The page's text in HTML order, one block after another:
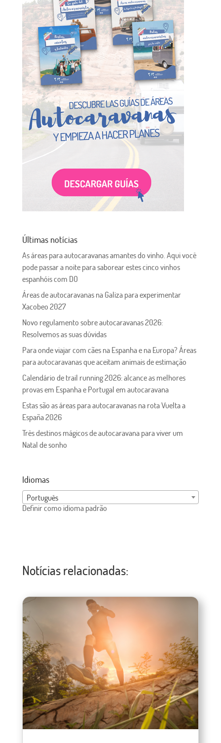
Últimas notícias
As áreas para autocaravanas amantes do vinho. Aqui você
pode passar a noite para saborear estes cinco vinhos
espanhóis com DO
Áreas de autocaravanas na Galiza para experimentar
Xacobeo 2027
Novo regulamento sobre autocaravanas 2026:
Resolvemos as suas dúvidas
Para onde viajar com cães na Espanha e na Europa? Áreas
para autocaravanas que aceitam animais de estimação
Calendário de trail running 2026: alcance as melhores
provas em Espanha e Portugal em autocaravana
Estas são as áreas para autocaravanas na rota Vuelta a
España 2026
Três destinos mágicos de autocaravana para viver um
Natal de sonho
Idiomas
Português
Definir como idioma padrão
Notícias relacionadas: